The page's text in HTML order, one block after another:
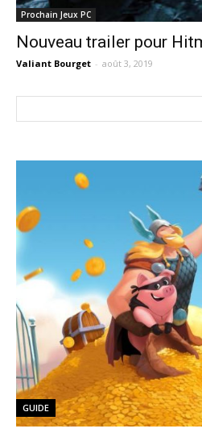
Prochain Jeux PC
Nouveau trailer pour
Valiant Bourget - août 3, 2019
GUIDE